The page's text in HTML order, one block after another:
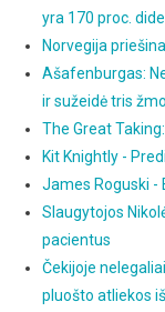
yra 170 proc.
Norvegija
Ašafenburgas:
ir sužeidė tris
The Great
Kit Knightly -
James Roguski -
Slaugytojos
pacientus
Čekijoje
pluošto atliekos